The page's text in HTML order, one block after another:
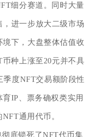
细分赛道。同时大量
进一步放大二级市场
下，大盘整体估值收
种上涨至20元并不具
季度NFT交易额阶段性
IP、票务确权类实用
通用代币。
底锁死了NFT代币集